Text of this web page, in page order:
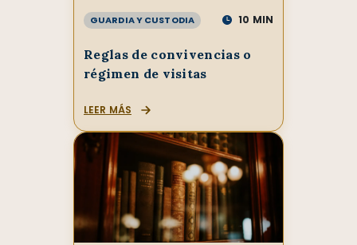
GUARDIA Y CUSTODIA 10 MIN
Reglas de convivencias o
régimen de visitas
LEER MÁS